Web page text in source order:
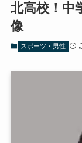
北高校！中
像
スポーツ・男性